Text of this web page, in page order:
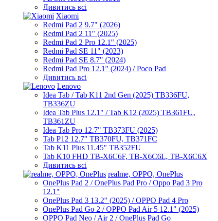
Дивитись всі
Xiaomi
Redmi Pad 2 9.7" (2026)
Redmi Pad 2 11" (2025)
Redmi Pad 2 Pro 12.1" (2025)
Redmi Pad SE 11" (2023)
Redmi Pad SE 8.7" (2024)
Redmi Pad Pro 12.1" (2024) / Poco Pad
Дивитись всі
Lenovo
Idea Tab / Tab K11 2nd Gen (2025) TB336FU,
TB336ZU
Idea Tab Plus 12.1" / Tab K12 (2025) TB361FU,
TB361ZU
Idea Tab Pro 12.7" TB373FU (2025)
Tab P12 12.7" TB370FU, TB371FC
Tab K11 Plus 11.45" TB352FU
Tab K10 FHD TB-X6C6F, TB-X6C6L, TB-X6C6X
Дивитись всі
realme, OPPO, OnePlus
OnePlus Pad 2 / OnePlus Pad Pro / Oppo Pad 3 Pro
12.1"
OnePlus Pad 3 13.2" (2025) / OPPO Pad 4 Pro
OnePlus Pad Go 2 / OPPO Pad Air 5 12.1" (2025)
OPPO Pad Neo / Air 2 / OnePlus Pad Go